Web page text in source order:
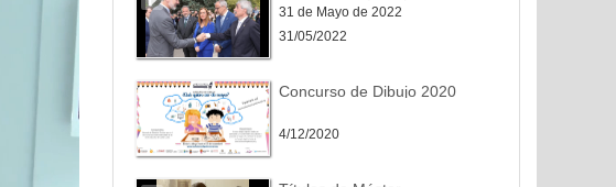
31 de Mayo de 2022
31/05/2022
Concurso de Dibujo 2020
4/12/2020